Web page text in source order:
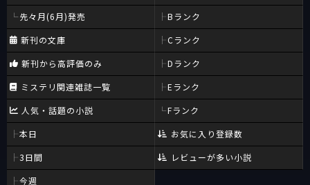
先々月(6月)発売
新刊の文庫
新刊から高評価のみ
ミステリ関連雑誌一覧
人気・話題の小説
本日
3日間
今週
Bランク
Cランク
Dランク
Eランク
Fランク
お気に入り登録数
レビューが多い小説